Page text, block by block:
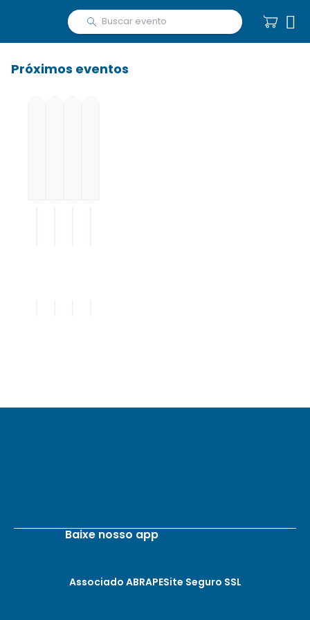

Próximos eventos
Baixe nosso app
Associado ABRAPESite Seguro SSL